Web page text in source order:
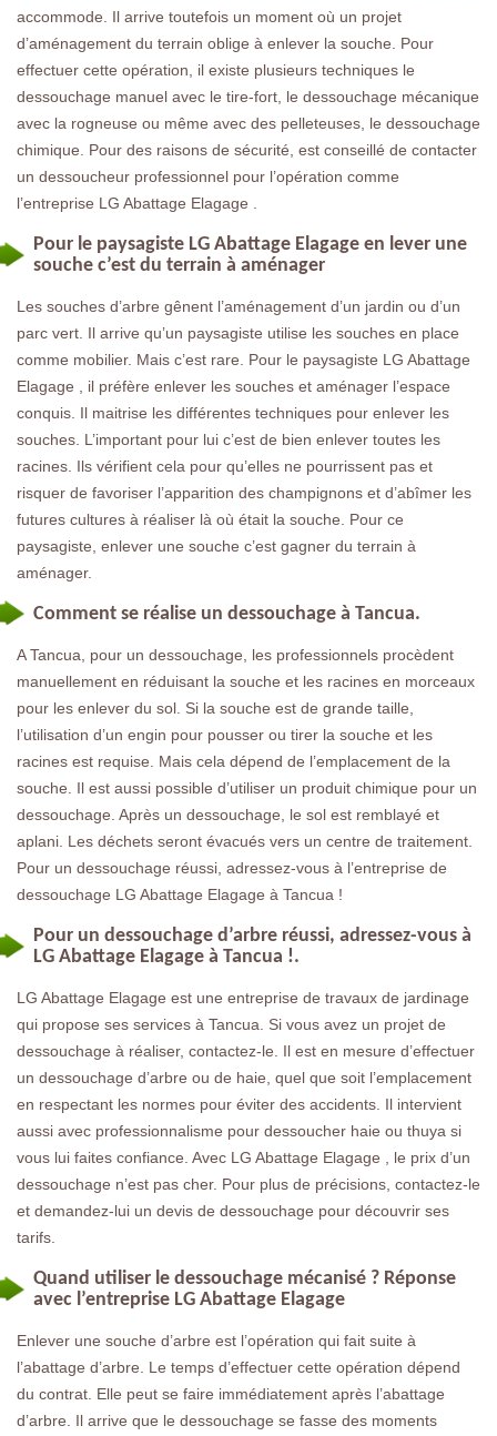
accommode. Il arrive toutefois un moment où un projet
d’aménagement du terrain oblige à enlever la souche. Pour
effectuer cette opération, il existe plusieurs techniques le
dessouchage manuel avec le tire-fort, le dessouchage mécanique
avec la rogneuse ou même avec des pelleteuses, le dessouchage
chimique. Pour des raisons de sécurité, est conseillé de contacter
un dessoucheur professionnel pour l’opération comme
l’entreprise LG Abattage Elagage .
Pour le paysagiste LG Abattage Elagage en lever une
souche c’est du terrain à aménager
Les souches d’arbre gênent l’aménagement d’un jardin ou d’un
parc vert. Il arrive qu’un paysagiste utilise les souches en place
comme mobilier. Mais c’est rare. Pour le paysagiste LG Abattage
Elagage , il préfère enlever les souches et aménager l’espace
conquis. Il maitrise les différentes techniques pour enlever les
souches. L’important pour lui c’est de bien enlever toutes les
racines. Ils vérifient cela pour qu’elles ne pourrissent pas et
risquer de favoriser l’apparition des champignons et d’abîmer les
futures cultures à réaliser là où était la souche. Pour ce
paysagiste, enlever une souche c’est gagner du terrain à
aménager.
Comment se réalise un dessouchage à Tancua.
A Tancua, pour un dessouchage, les professionnels procèdent
manuellement en réduisant la souche et les racines en morceaux
pour les enlever du sol. Si la souche est de grande taille,
l’utilisation d’un engin pour pousser ou tirer la souche et les
racines est requise. Mais cela dépend de l’emplacement de la
souche. Il est aussi possible d’utiliser un produit chimique pour un
dessouchage. Après un dessouchage, le sol est remblayé et
aplani. Les déchets seront évacués vers un centre de traitement.
Pour un dessouchage réussi, adressez-vous à l’entreprise de
dessouchage LG Abattage Elagage à Tancua !
Pour un dessouchage d’arbre réussi, adressez-vous à
LG Abattage Elagage à Tancua !.
LG Abattage Elagage est une entreprise de travaux de jardinage
qui propose ses services à Tancua. Si vous avez un projet de
dessouchage à réaliser, contactez-le. Il est en mesure d’effectuer
un dessouchage d’arbre ou de haie, quel que soit l’emplacement
en respectant les normes pour éviter des accidents. Il intervient
aussi avec professionnalisme pour dessoucher haie ou thuya si
vous lui faites confiance. Avec LG Abattage Elagage , le prix d’un
dessouchage n’est pas cher. Pour plus de précisions, contactez-le
et demandez-lui un devis de dessouchage pour découvrir ses
tarifs.
Quand utiliser le dessouchage mécanisé ? Réponse
avec l’entreprise LG Abattage Elagage
Enlever une souche d’arbre est l’opération qui fait suite à
l’abattage d’arbre. Le temps d’effectuer cette opération dépend
du contrat. Elle peut se faire immédiatement après l’abattage
d’arbre. Il arrive que le dessouchage se fasse des moments